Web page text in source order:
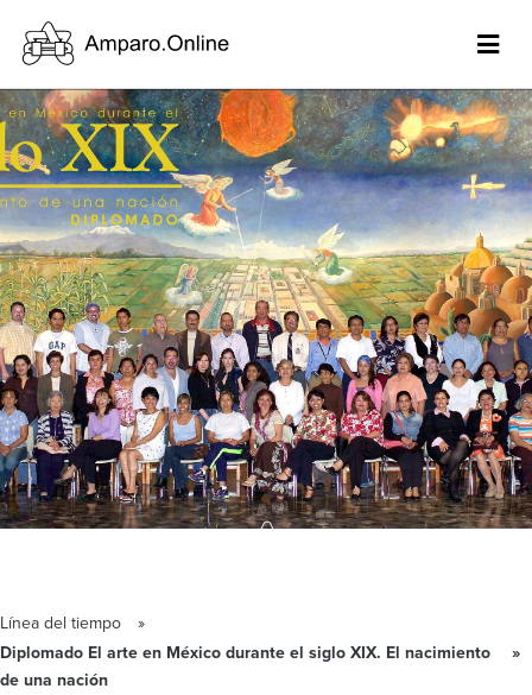
Línea del tiempo
Diplomado El arte en México durante el siglo XIX. El nacimiento
de una nación